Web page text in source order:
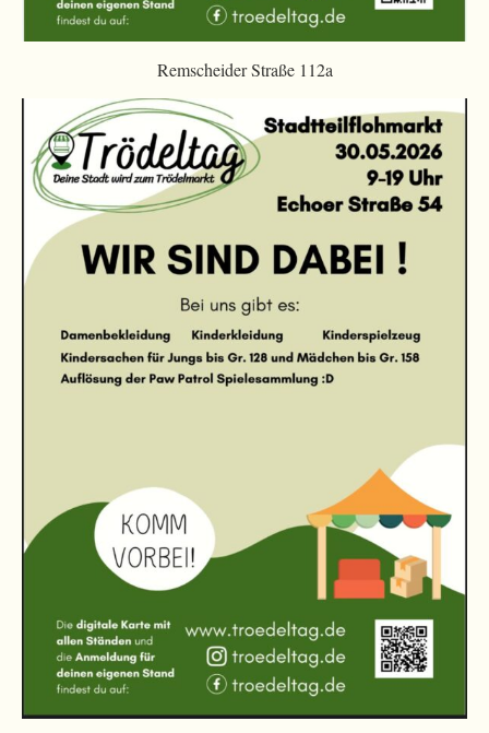
Remscheider Straße 112a